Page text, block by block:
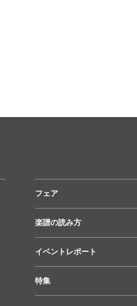
フェア
楽譜の読み方
イベントレポート
特集